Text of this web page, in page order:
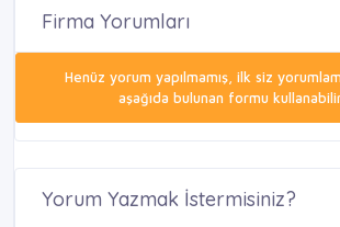
Firma Yorumları
Henüz yorum yapılmamış, ilk siz
aşağıda bulunan formu
Yorum Yazmak İstermisiniz?